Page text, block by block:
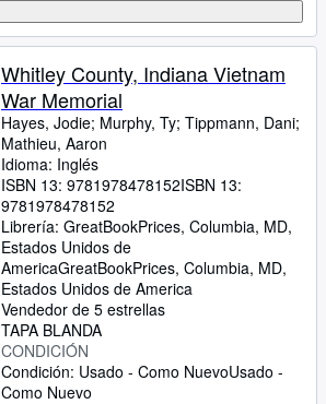
Whitley County, Indiana Vietnam
War Memorial
Hayes, Jodie; Murphy, Ty; Tippmann, Dani;
Mathieu, Aaron
Idioma: Inglés
ISBN 13: 9781978478152ISBN 13:
9781978478152
Librería: GreatBookPrices, Columbia, MD,
Estados Unidos de
AmericaGreatBookPrices, Columbia, MD,
Estados Unidos de America
Vendedor de 5 estrellas
TAPA BLANDA
CONDICIÓN
Condición: Usado - Como NuevoUsado -
Como Nuevo